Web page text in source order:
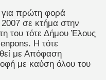
για πρώτη φορά
σε κτήμα στην
του τότε Δήμου Έλους
Η τότε
με Απόφαση
με καύση όλου του